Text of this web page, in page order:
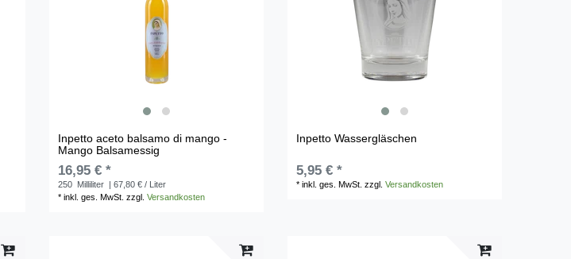
Inpetto aceto balsamo di mango -
Mango Balsamessig
16,95 € *
250 Milliliter
| 67,80 € / Liter
*inkl. ges. MwSt. zzgl.Versandkosten
Inpetto Wassergläschen
5,95 € *
*inkl. ges. MwSt. zzgl.Versandkosten